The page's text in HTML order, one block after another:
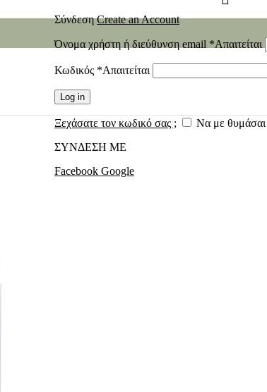
ΣύνδεσηCreate an Account
Όνομα χρήστη ή διεύθυνση email *Απαιτείται
Κωδικός *Απαιτείται
Log in
Ξεχάσατε τον κωδικό σας ;
Να με θυμάσαι
ΣΥΝΔΕΣΗ ΜΕ
Facebook Google